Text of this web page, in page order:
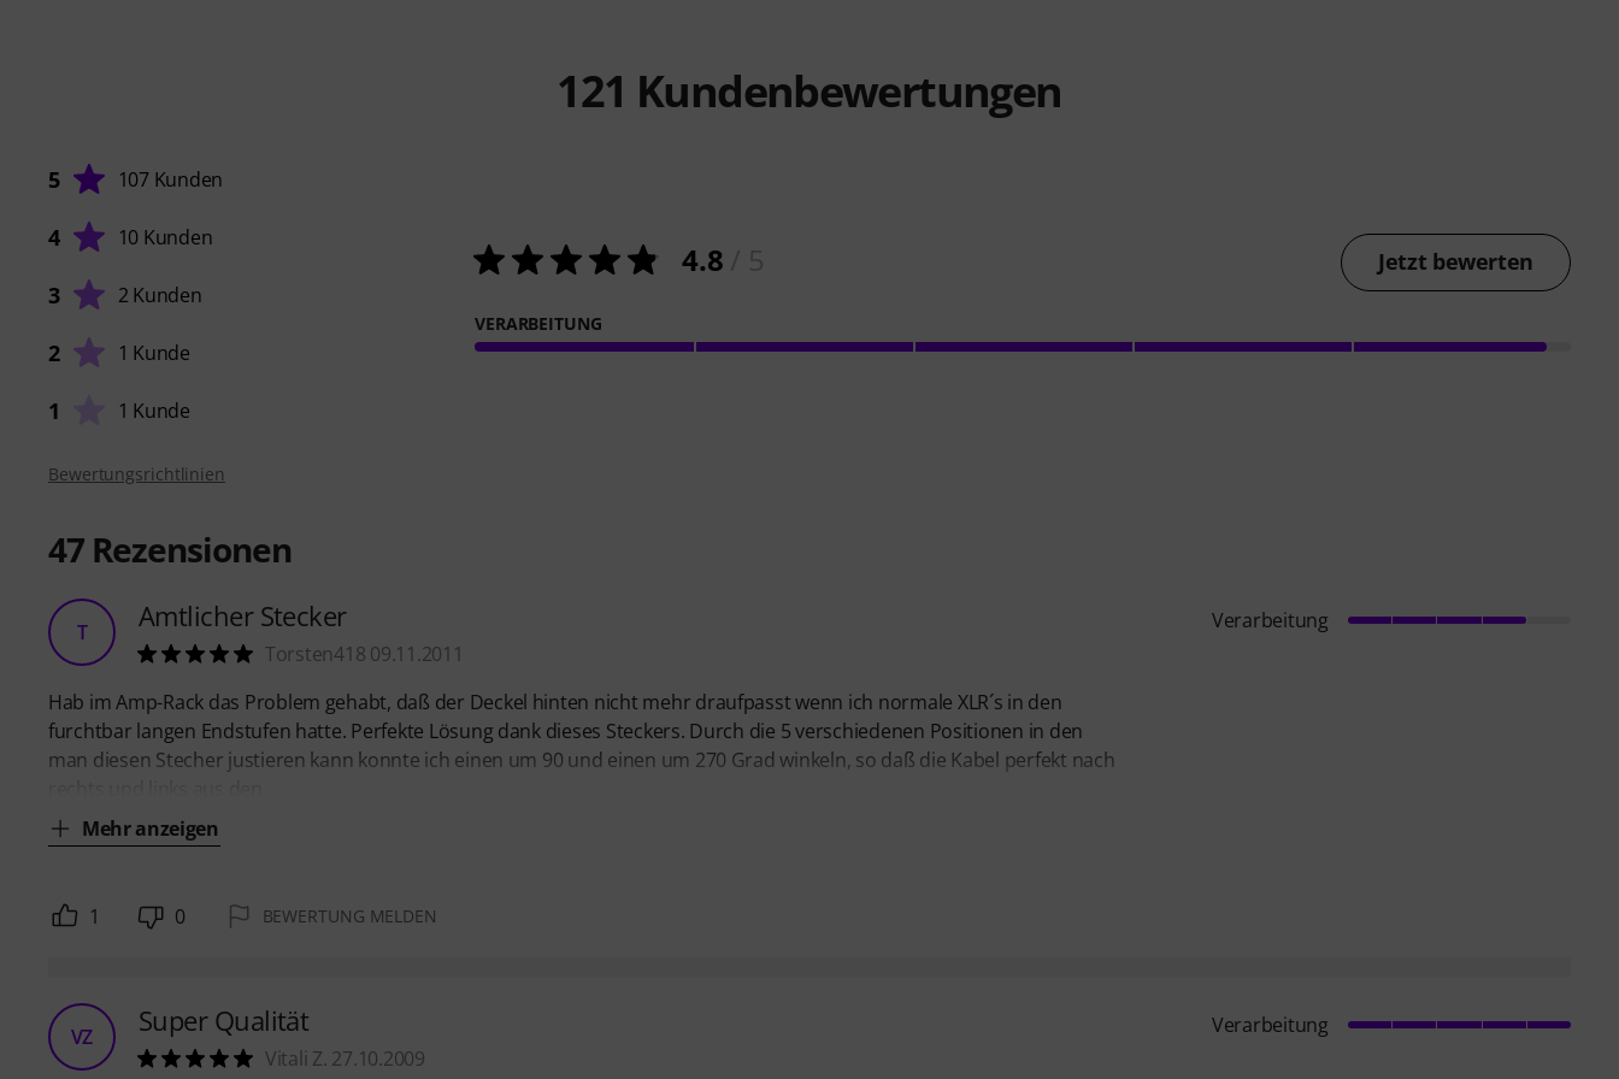
121 Kundenbewertungen
5 107 Kunden
4 10 Kunden
3 2 Kunden
2 1 Kunde
1 1 Kunde
4.8 Jetzt bewerten
VERARBEITUNG
Bewertungsrichtlinien
47 Rezensionen
T Amtlicher Stecker
Torsten418 09.11.2011
Hab im Amp-Rack das Problem gehabt, daß der Deckel hinten nicht mehr draufpasst wenn ich normale XLR´s in den
furchtbar langen Endstufen hatte. Perfekte Lösung dank dieses Steckers. Durch die 5 verschiedenen Positionen in den
man diesen Stecher justieren kann konnte ich einen um 90 und einen um 270 Grad winkeln, so daß die Kabel perfekt nach
Mehr anzeigen
Verarbeitung
1 0 BEWERTUNG MELDEN
VZ Super Qualität
Vitali Z. 27.10.2009
Verarbeitung